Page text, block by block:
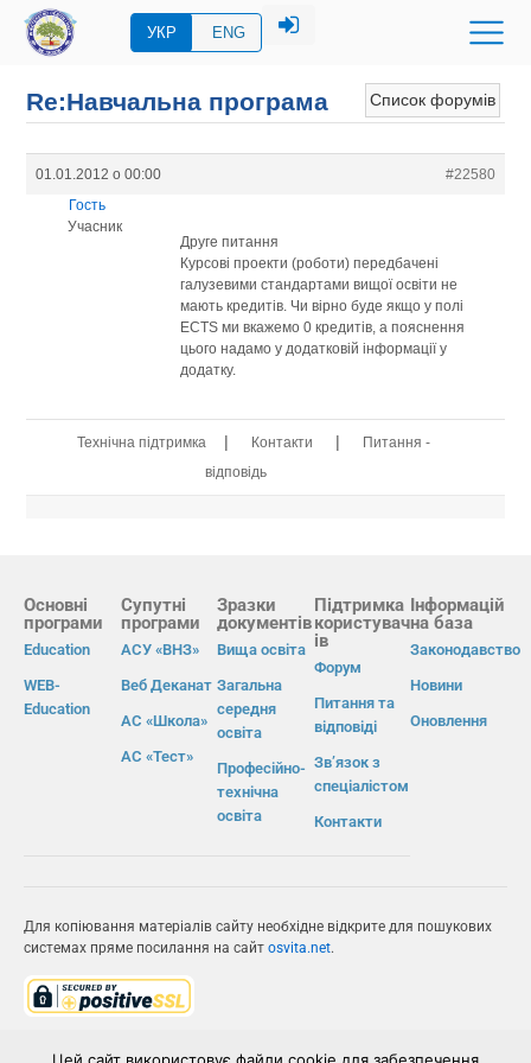
УКР ENG
Список форумів
Re:Навчальна програма
01.01.2012 о 00:00
#22580
Гость
Учасник
Друге питання
Курсові проекти (роботи) передбачені
галузевими стандартами вищої освіти не
мають кредитів. Чи вірно буде якщо у полі
ECTS ми вкажемо 0 кредитів, а пояснення
цього надамо у додатковій інформації у
додатку.
Технічна підтримка | Контакти |
Питання -
відповідь
Основні
програми
Education
WEB-
Education
Супутні
програми
АСУ «ВНЗ»
Веб Деканат
АС «Школа»
АС «Тест»
Зразки
документів
Вища освіта
Загальна
середня
освіта
Професійно-
технічна
освіта
Підтримка
користувач
ів
Форум
Питання та
відповіді
Зв’язок з
спеціалістом
Контакти
Інформацій
на база
Законодавство
Новини
Оновлення
Для копіювання матеріалів сайту необхідне відкрите для пошукових
системах пряме посилання на сайт osvita.net.